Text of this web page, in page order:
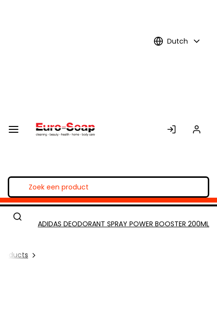
Dutch
ADIDAS DEODORANT SPRAY POWER BOOSTER 200ML